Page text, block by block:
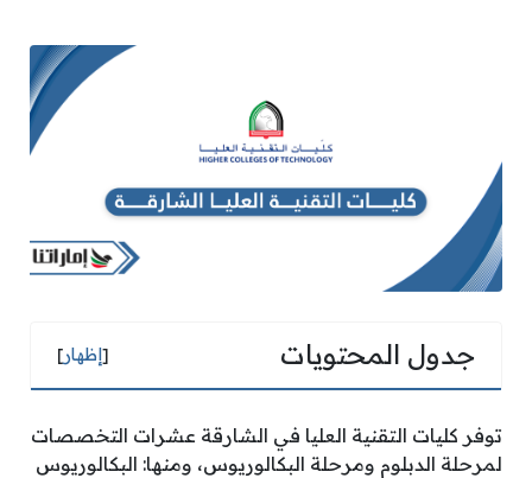
جدول المحتويات [إظهار]
توفر كليات التقنية العليا في الشارقة عشرات التخصصات
لمرحلة الدبلوم ومرحلة البكالوريوس، ومنها: البكالوريوس